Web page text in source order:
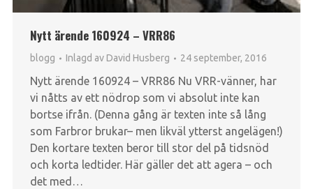
Nytt ärende 160924 – VRR86
blogg Inlagd avDavid Husberg 24 september, 2016
Nytt ärende 160924 – VRR86 Nu VRR-vänner, har
vi nåtts av ett nödrop som vi absolut inte kan
bortse ifrån. (Denna gång är texten inte så lång
som Farbror brukar– men likväl ytterst angelägen!)
Den kortare texten beror till stor del på tidsnöd
och korta ledtider. Här gäller det att agera – och
det med…